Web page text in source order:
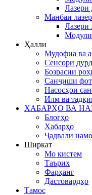
Лазери
Манбаи
Модули
Ҳалли
Мудофиа ва
Сенсори
Бозрасии
Санҷиши
Насосҳои
Илм ва
ХАБАРҲО ВА
Блогҳо
Хабарҳо
Ҷадвали
Ширкат
Мо кистем
Таърих
Фарҳанг
Дастовардҳо
Тамос